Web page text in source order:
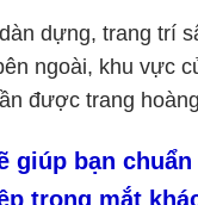
dựng, trang trí
ngoài, khu vực
được trang
giúp bạn
trong mắt